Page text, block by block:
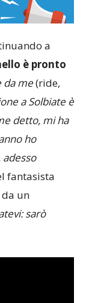
a
è pronto
da me(ride,
a Solbiate è
detto, mi ha
ho
fantasista
da un
sarò